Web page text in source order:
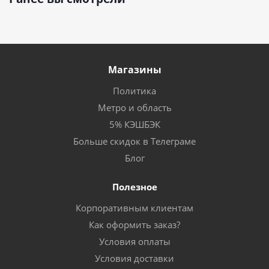
Магазины
Политика
Метро и область
5% КЭШБЭК
Больше скидок в Телеграме
Блог
Полезное
Корпоративным клиентам
Как оформить заказ?
Условия оплаты
Условия доставки